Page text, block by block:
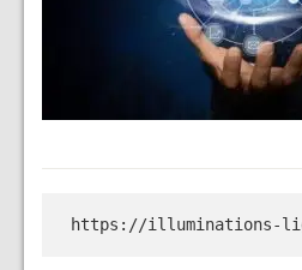
https://illuminations-